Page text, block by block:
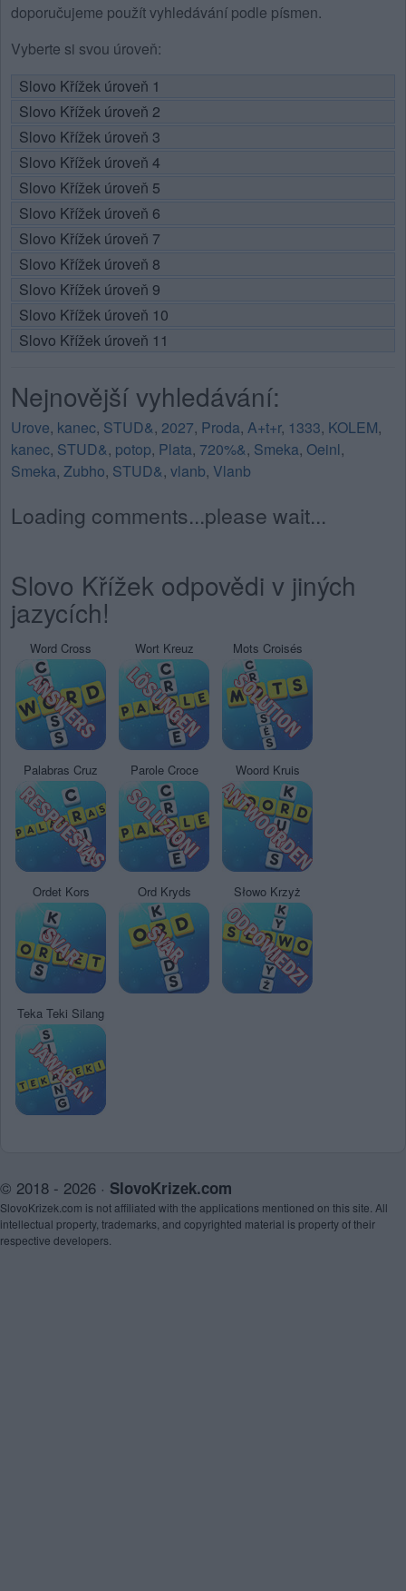
doporučujeme použít vyhledávání podle písmen.
Vyberte si svou úroveň:
Slovo Křížek úroveň 1
Slovo Křížek úroveň 2
Slovo Křížek úroveň 3
Slovo Křížek úroveň 4
Slovo Křížek úroveň 5
Slovo Křížek úroveň 6
Slovo Křížek úroveň 7
Slovo Křížek úroveň 8
Slovo Křížek úroveň 9
Slovo Křížek úroveň 10
Slovo Křížek úroveň 11
Nejnovější vyhledávání:
Urove, kanec, STUD&, 2027, Proda, A+t+r, 1333, KOLEM,
kanec, STUD&, potop, Plata, 720%&, Smeka, Oeinl,
Smeka, Zubho, STUD&, vlanb, Vlanb
Loading comments...please wait...
Slovo Křížek odpovědi v jiných
jazycích!
Word Cross Wort Kreuz Mots Croisés
Palabras Cruz Parole Croce Woord Kruis
Ordet Kors Ord Kryds Słowo Krzyż
Teka Teki Silang
© 2018 - 2026 · SlovoKrizek.com
SlovoKrizek.com is not affiliated with the applications mentioned on this site. All
intellectual property, trademarks, and copyrighted material is property of their
respective developers.